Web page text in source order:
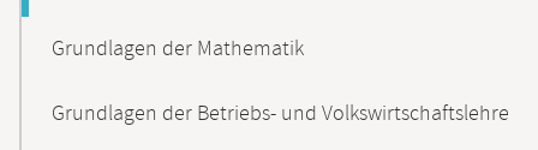
Grundlagen der Mathematik
Grundlagen der Betriebs- und Volkswirtschaftslehre